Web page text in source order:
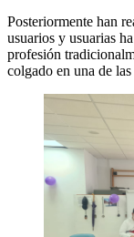
Posteriormente han
usuarios y usuarias
profesión
colgado en una de